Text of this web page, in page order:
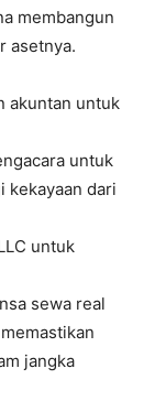
membangun
asetnya.
akuntan untuk
untuk
kekayaan dari
untuk
sewa real
jangka